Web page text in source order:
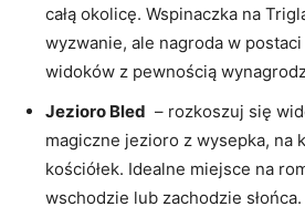
całą okolicę.⁢ Wspinaczka na
wyzwanie, ale nagroda w
widoków z pewnością
Jezioro Bled
– rozkoszuj się
magiczne jezioro z wysepka, na
kościółek. Idealne ‌miejsce na
wschodzie ⁣lub zachodzie słońca.